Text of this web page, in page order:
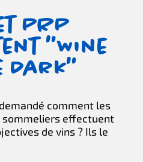
PRP
"Wine
Dark"
comment les
sommeliers effectuent
de vins ? Ils le